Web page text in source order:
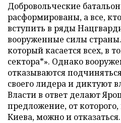
Добровольческие
расформированы, а все,
вступить в ряды
вооруженные силы
который касается всех, в
сектора*». Однако
отказываются
своего лидера и диктуют
Власти в ответ делают
предложение, от
Киева, можно и отказаться.